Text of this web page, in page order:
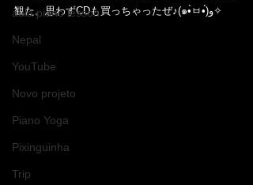
aula piano lesson
Nepal
YouTube
Novo projeto
Piano Yoga
Pixinguinha
Trip
観た。思わずCDも買っちゃったぜ♪(๑•̀ㅂ•́)و✧